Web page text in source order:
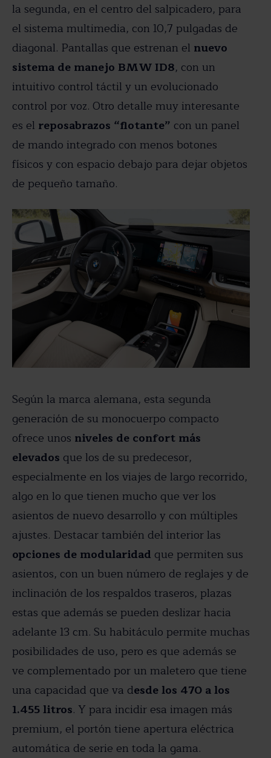
la segunda, en el centro del salpicadero, para
el sistema multimedia, con 10,7 pulgadas de
diagonal. Pantallas que estrenan el nuevo
sistema de manejo BMW ID8, con un
intuitivo control táctil y un evolucionado
control por voz. Otro detalle muy interesante
es el reposabrazos “flotante” con un panel
de mando integrado con menos botones
físicos y con espacio debajo para dejar objetos
de pequeño tamaño.
Según la marca alemana, esta segunda
generación de su monocuerpo compacto
ofrece unos niveles de confort más
elevados que los de su predecesor,
especialmente en los viajes de largo recorrido,
algo en lo que tienen mucho que ver los
asientos de nuevo desarrollo y con múltiples
ajustes. Destacar también del interior las
opciones de modularidad que permiten sus
asientos, con un buen número de reglajes y de
inclinación de los respaldos traseros, plazas
estas que además se pueden deslizar hacia
adelante 13 cm. Su habitáculo permite muchas
posibilidades de uso, pero es que además se
ve complementado por un maletero que tiene
una capacidad que va desde los 470 a los
1.455 litros. Y para incidir esa imagen más
premium, el portón tiene apertura eléctrica
automática de serie en toda la gama.